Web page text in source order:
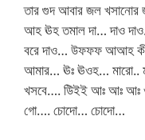
তার গুদ আবার জল
আহ ঊহ তমাল দা… দাও
বরে দাও… উফফফ আআহ
আমার… ঊঃ ঊওহ… মারো..
খসবে…. উিইই আঃ আঃ
গো…. চোদো… চোদো…